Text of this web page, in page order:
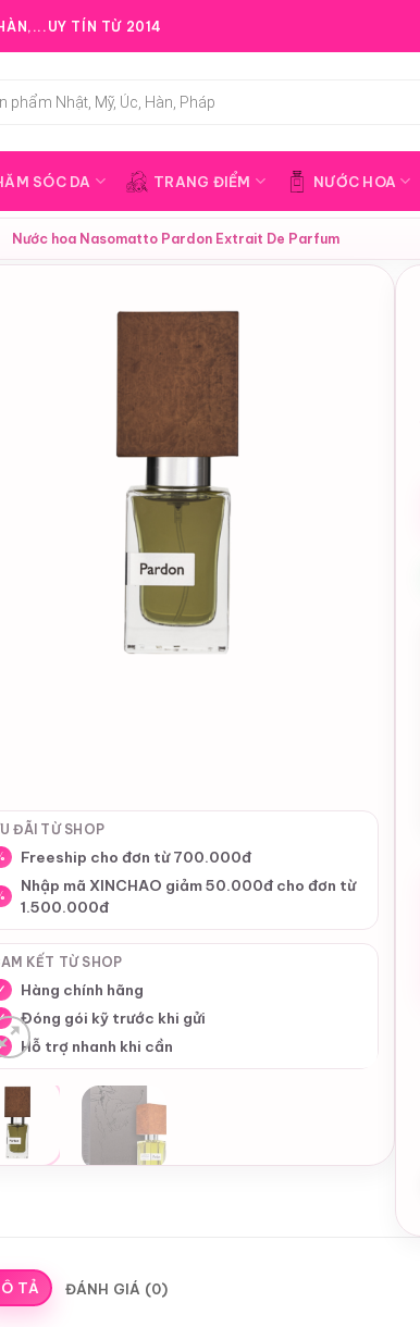
TÍN TỪ 2014
SÓC DA TRANG ĐIỂM NƯỚC HOA
Nước hoa Nasomatto Pardon Extrait De Parfum
ĐÃI TỪ SHOP
Freeship cho đơn từ 700.000đ
Nhập mã XINCHAO giảm 50.000đ cho đơn từ
1.500.000đ
KẾT TỪ SHOP
Hàng chính hãng
Đóng gói kỹ trước khi gửi
Hỗ trợ nhanh khi cần
TẢ ĐÁNH GIÁ (0)